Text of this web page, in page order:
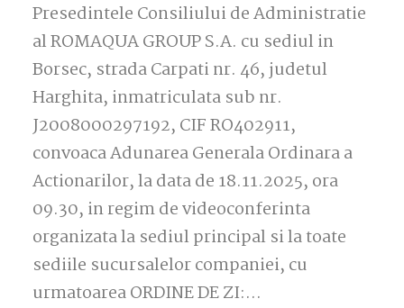
Presedintele Consiliului de Administratie
al ROMAQUA GROUP S.A. cu sediul in
Borsec, strada Carpati nr. 46, judetul
Harghita, inmatriculata sub nr.
J2008000297192, CIF RO402911,
convoaca Adunarea Generala Ordinara a
Actionarilor, la data de 18.11.2025, ora
09.30, in regim de videoconferinta
organizata la sediul principal si la toate
sediile sucursalelor companiei, cu
urmatoarea ORDINE DE ZI:…